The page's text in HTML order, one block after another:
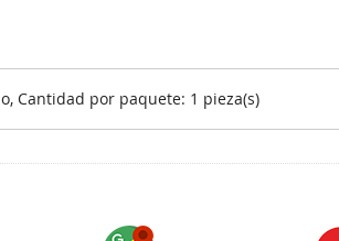
Cantidad por paquete: 1 pieza(s)